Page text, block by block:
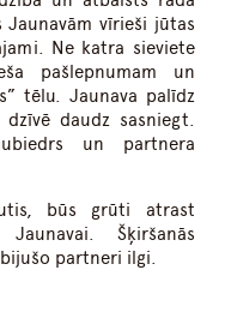
vīrieši jūtas
Ne katra sieviete
pašlepnumam un
tēlu. Jaunava palīdz
daudz sasniegt.
un partnera
būs grūti atrast
Šķiršanās
partneri ilgi.